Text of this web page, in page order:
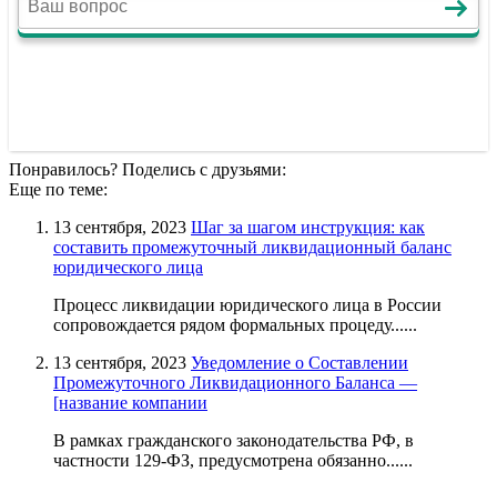
Понравилось? Поделись с друзьями:
Еще по теме:
13 сентября, 2023 Шаг за шагом инструкция: как
составить промежуточный ликвидационный баланс
юридического лица
Процесс ликвидации юридического лица в России
сопровождается рядом формальных процеду......
13 сентября, 2023 Уведомление о Составлении
Промежуточного Ликвидационного Баланса —
[название компании
В рамках гражданского законодательства РФ, в
частности 129-ФЗ, предусмотрена обязанно......